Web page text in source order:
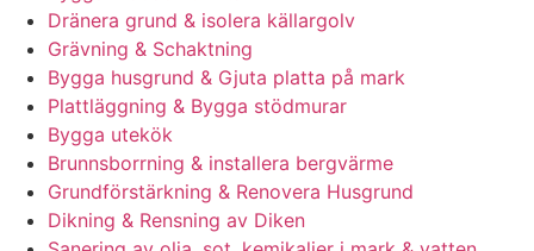
Dränera grund & isolera källargolv
Grävning & Schaktning
Bygga husgrund & Gjuta platta på mark
Plattläggning & Bygga stödmurar
Bygga utekök
Brunnsborrning & installera bergvärme
Grundförstärkning & Renovera Husgrund
Dikning & Rensning av Diken